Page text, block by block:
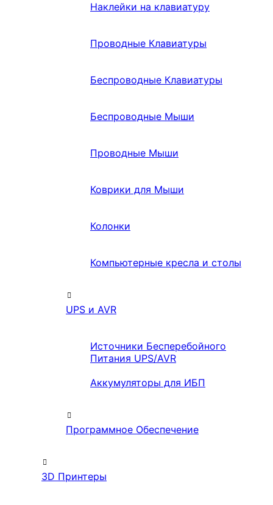
Наклейки на клавиатуру
Проводные Клавиатуры
Беспроводные Клавиатуры
Беспроводные Мыши
Проводные Мыши
Коврики для Мыши
Колонки
Компьютерные кресла и столы
UPS и AVR
Источники Бесперебойного
Питания UPS/AVR
Аккумуляторы для ИБП
Программное Обеспечение
3D Принтеры